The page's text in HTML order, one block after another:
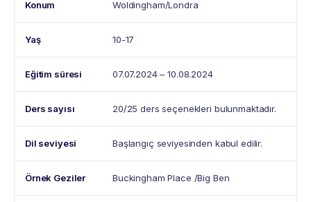
Konum Woldingham/Londra
Yaş 10-17
Eğitim süresi 07.07.2024 – 10.08.2024
Ders sayısı 20/25 ders seçenekleri bulunmaktadır.
Dil seviyesi Başlangıç seviyesinden kabul edilir.
Örnek Geziler Buckingham Place /Big Ben